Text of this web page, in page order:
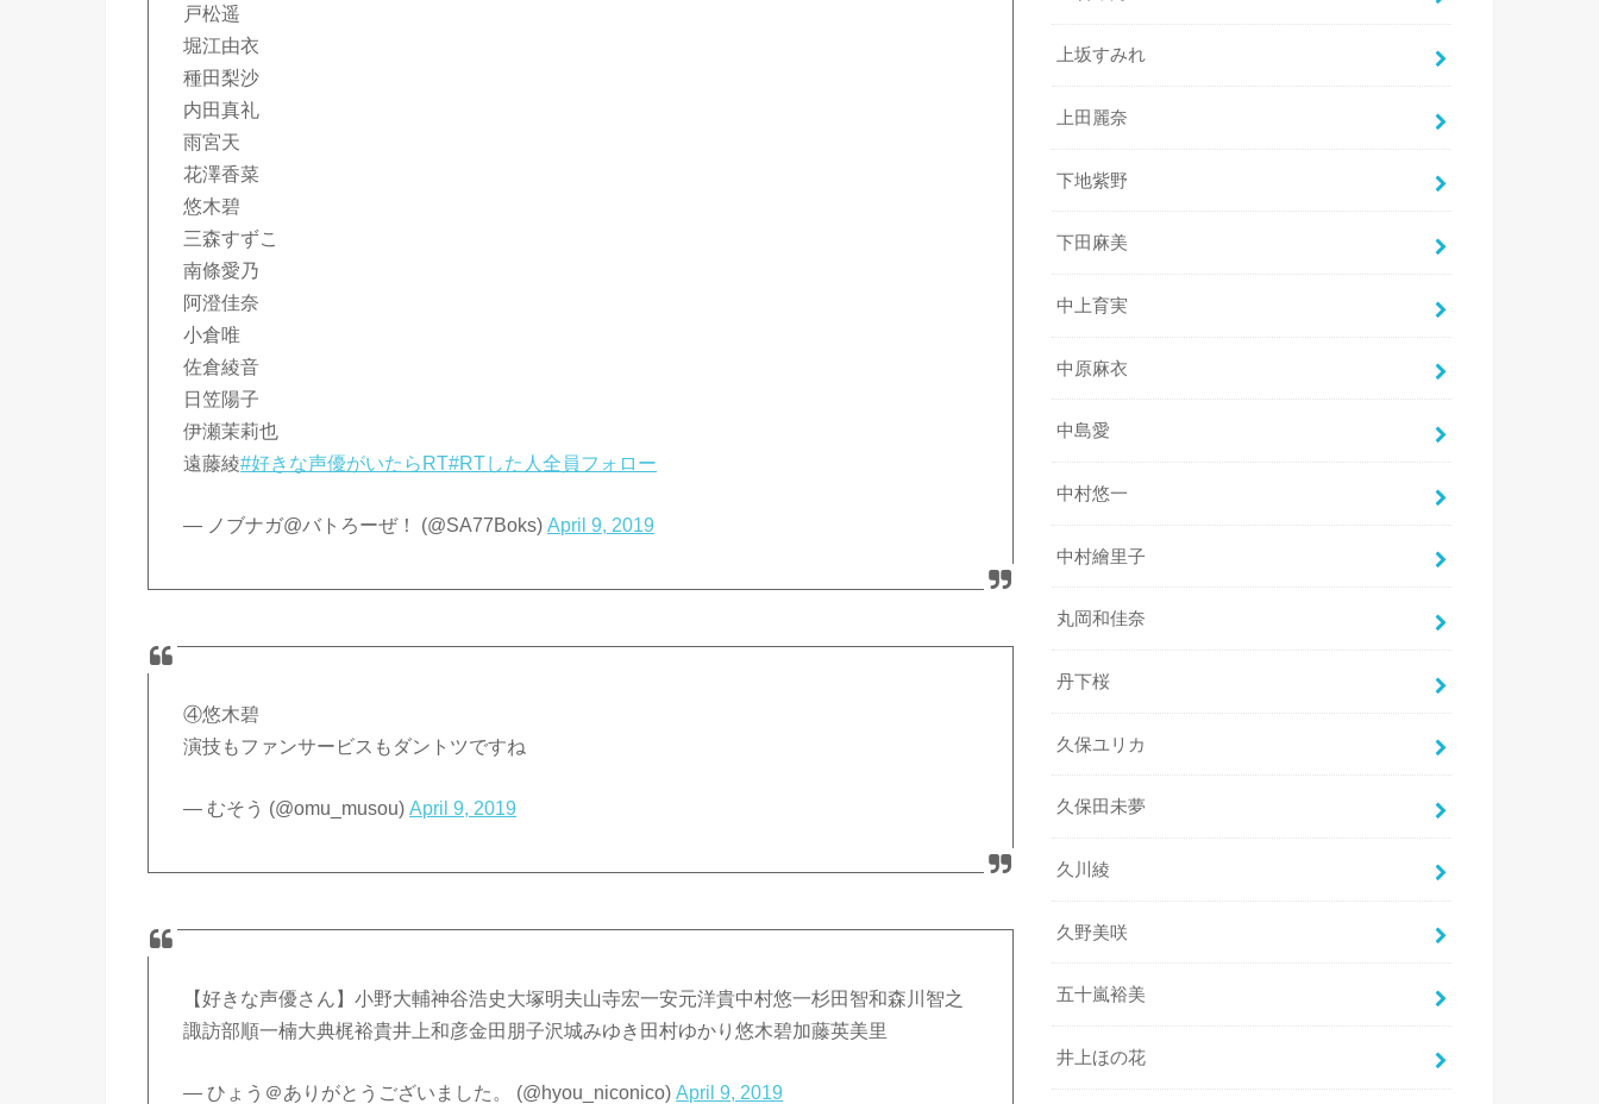
戸松遥
堀江由衣
種田梨沙
内田真礼
雨宮天
花澤香菜
悠木碧
三森すずこ
南條愛乃
阿澄佳奈
小倉唯
佐倉綾音
日笠陽子
伊瀬茉莉也
遠藤綾#好きな声優がいたらRT#RTした人全員フォロー
— ノブナガ@バトろーぜ！ (@SA77Boks)April 9, 2019
④悠木碧
演技もファンサービスもダントツですね
— むそう (@omu_musou)April 9, 2019
【好きな声優さん】小野大輔神谷浩史大塚明夫山寺宏一安元洋貴中村悠一杉田智和森川智之
諏訪部順一楠大典梶裕貴井上和彦金田朋子沢城みゆき田村ゆかり悠木碧加藤英美里
— ひょう＠ありがとうございました。 (@hyou_niconico)April 9, 2019
上坂すみれ
上田麗奈
下地紫野
下田麻美
中上育実
中原麻衣
中島愛
中村悠一
中村繪里子
丸岡和佳奈
丹下桜
久保ユリカ
久保田未夢
久川綾
久野美咲
五十嵐裕美
井上ほの花